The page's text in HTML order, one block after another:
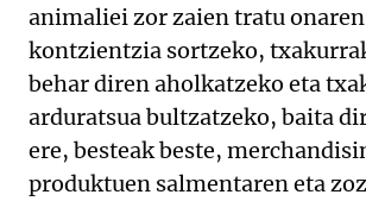
animaliei zor zaien tratu
kontzientzia sortzeko,
behar diren aholkatzeko eta
arduratsua bultzatzeko, baita
ere, besteak beste,
produktuen salmentaren eta